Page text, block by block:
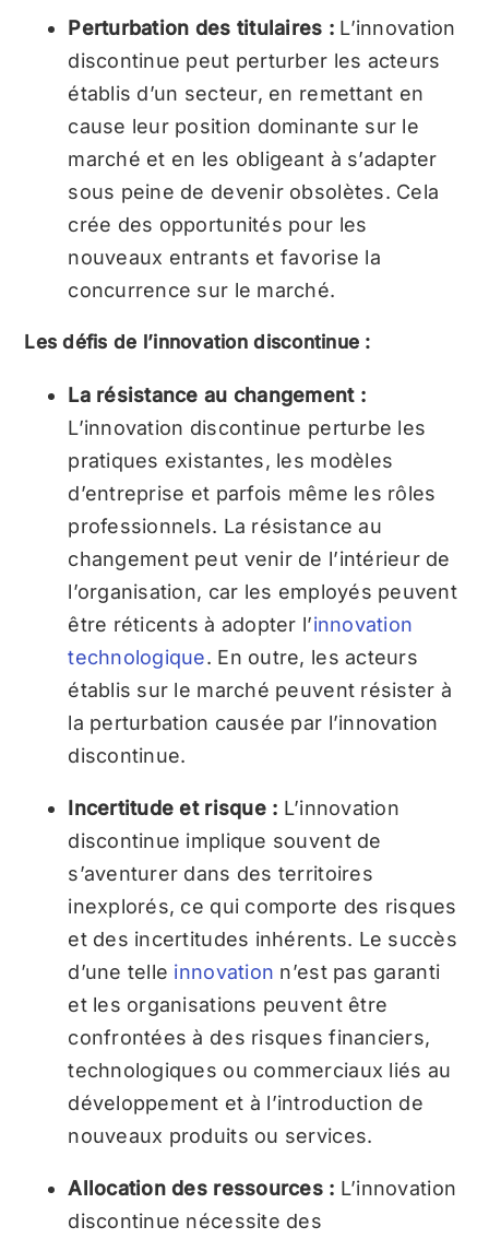
Perturbation des titulaires : L’innovation
discontinue peut perturber les acteurs
établis d’un secteur, en remettant en
cause leur position dominante sur le
marché et en les obligeant à s’adapter
sous peine de devenir obsolètes. Cela
crée des opportunités pour les
nouveaux entrants et favorise la
concurrence sur le marché.
Les défis de l’innovation discontinue :
La résistance au changement :
L’innovation discontinue perturbe les
pratiques existantes, les modèles
d’entreprise et parfois même les rôles
professionnels. La résistance au
changement peut venir de l’intérieur de
l’organisation, car les employés peuvent
être réticents à adopter l’innovation
technologique. En outre, les acteurs
établis sur le marché peuvent résister à
la perturbation causée par l’innovation
discontinue.
Incertitude et risque : L’innovation
discontinue implique souvent de
s’aventurer dans des territoires
inexplorés, ce qui comporte des risques
et des incertitudes inhérents. Le succès
d’une telle innovation n’est pas garanti
et les organisations peuvent être
confrontées à des risques financiers,
technologiques ou commerciaux liés au
développement et à l’introduction de
nouveaux produits ou services.
Allocation des ressources : L’innovation
discontinue nécessite des